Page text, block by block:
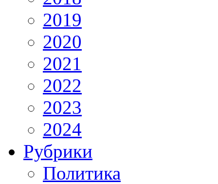
2019
2020
2021
2022
2023
2024
Рубрики
Политика